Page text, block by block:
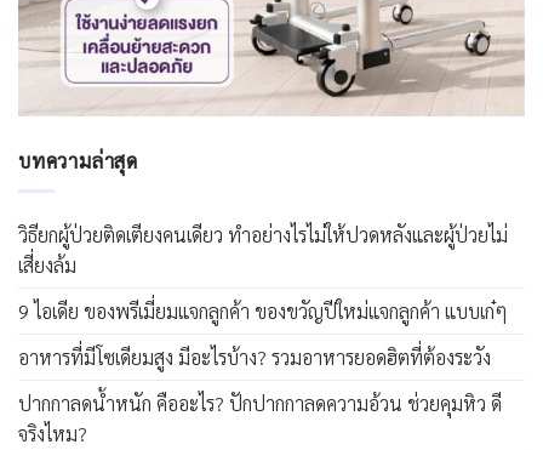
บทความล่าสุด
วิธียกผู้ป่วยติดเตียงคนเดียว ทำอย่างไรไม่ให้ปวดหลังและผู้ป่วยไม่
เสี่ยงล้ม
9 ไอเดีย ของพรีเมี่ยมแจกลูกค้า ของขวัญปีใหม่แจกลูกค้า แบบเก๋ๆ
อาหารที่มีโซเดียมสูง มีอะไรบ้าง? รวมอาหารยอดฮิตที่ต้องระวัง
ปากกาลดน้ำหนัก คืออะไร? ปักปากกาลดความอ้วน ช่วยคุมหิว ดี
จริงไหม?